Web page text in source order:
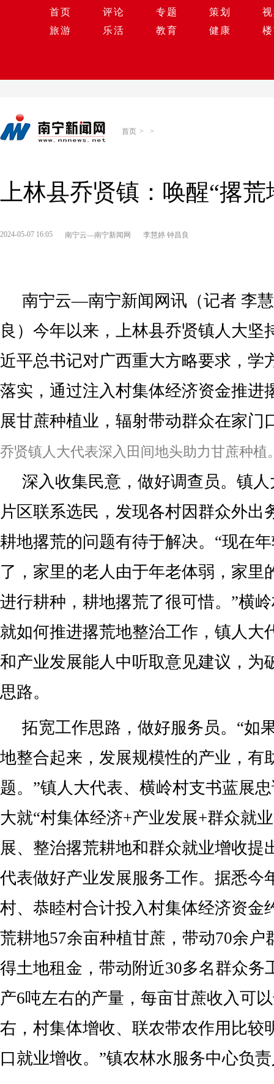
首页 评论 专题 策划
旅游
乐活 教育 健康
首页 > >
上林县乔贤镇：唤醒“撂
2024-05-07 16:05 南宁云—南宁新闻网 李慧婷 钟昌良
南宁云—南宁新闻网讯（记者 李
良）今年以来，上林县乔贤镇人大坚
近平总书记对广西重大方略要求，学
落实，通过注入村集体经济资金推进
展甘蔗种植业，辐射带动群众在家门
乔贤镇人大代表深入田间地头助力甘蔗种植
深入收集民意，做好调查员。镇
片区联系选民，发现各村因群众外出
耕地撂荒的问题有待于解决。“现在
了，家里的老人由于年老体弱，家里
进行耕种，耕地撂荒了很可惜。”横
就如何推进撂荒地整治工作，镇人大
和产业发展能人中听取意见建议，为
思路。
拓宽工作思路，做好服务员。“如
地整合起来，发展规模性的产业，有
题。”镇人大代表、横岭村支书蓝展
大就“村集体经济+产业发展+群众就
展、整治撂荒耕地和群众就业增收提
代表做好产业发展服务工作。据悉今
村、恭睦村合计投入村集体经济资金
荒耕地57余亩种植甘蔗，带动70余户
得土地租金，带动附近30多名群众务
产6吨左右的产量，每亩甘蔗收入可
右，村集体增收、联农带农作用比较
口就业增收。”镇农林水服务中心负